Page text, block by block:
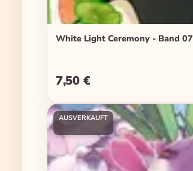
White Light Ceremony - Band 07
Regulärer Preis:
7,50 €
AUSVERKAUFT